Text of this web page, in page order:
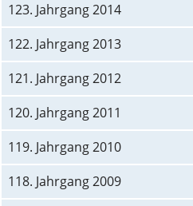
123. Jahrgang 2014
122. Jahrgang 2013
121. Jahrgang 2012
120. Jahrgang 2011
119. Jahrgang 2010
118. Jahrgang 2009